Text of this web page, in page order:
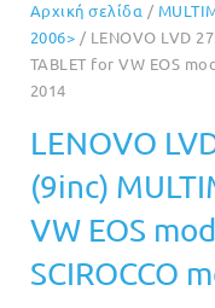
Αρχική σελίδα /
2006> / LENOVO LVD
TABLET for VW EOS
2014
LENOVO
(9inc)
VW EOS
SCIROCCO